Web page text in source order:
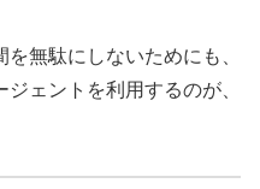
無駄にしないためにも、
ェントを利用するのが、